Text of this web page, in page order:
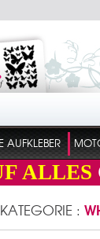
AUFKLEBER
ALLES
: